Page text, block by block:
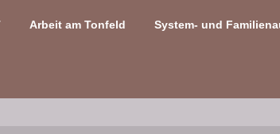
Arbeit am Tonfeld System- und